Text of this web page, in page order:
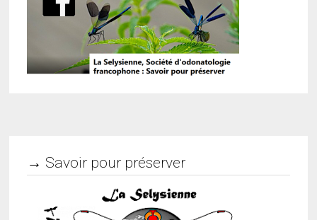
→ Savoir pour préserver